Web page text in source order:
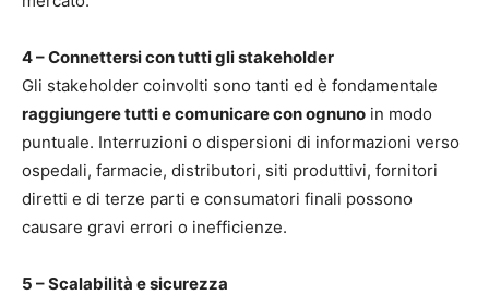
4 – Connettersi con tutti gli stakeholder
Gli stakeholder coinvolti sono tanti ed è fondamentale
raggiungere tutti e comunicare con ognuno in modo
puntuale. Interruzioni o dispersioni di informazioni verso
ospedali, farmacie, distributori, siti produttivi, fornitori
diretti e di terze parti e consumatori finali possono
causare gravi errori o inefficienze.
5 – Scalabilità e sicurezza